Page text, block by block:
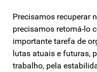
Precisamos recuperar
precisamos retomá-lo
importante tarefa de
lutas atuais e futuras,
trabalho, pela